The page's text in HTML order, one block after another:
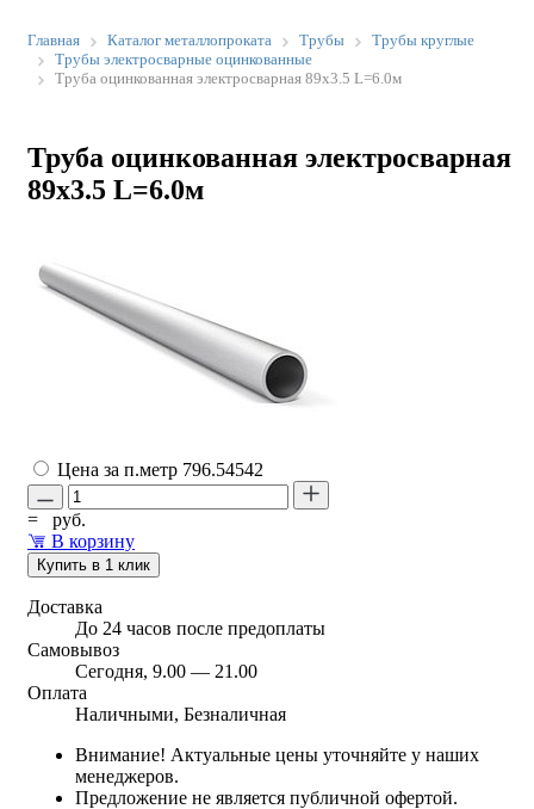
Главная Каталог металлопроката Трубы
Трубы круглые
Трубы электросварные оцинкованные
Труба оцинкованная электросварная 89х3.5 L=6.0м
Труба оцинкованная электросварная
89х3.5 L=6.0м
Цена за п.метр 796.54542
=
руб.
В корзину
Купить в 1 клик
Доставка
До 24 часов после предоплаты
Самовывоз
Сегодня, 9.00 — 21.00
Оплата
Наличными, Безналичная
Внимание! Актуальные цены уточняйте у наших
менеджеров.
Предложение не является публичной офертой.